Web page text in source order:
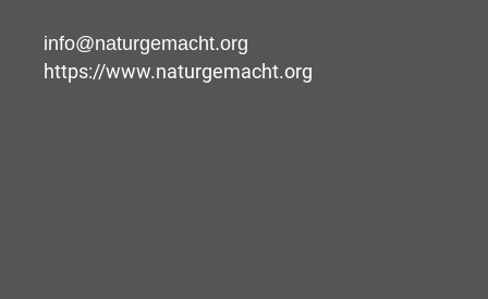
info@naturgemacht.org
https://www.naturgemacht.org